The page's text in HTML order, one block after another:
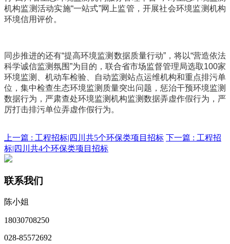
机构监测活动实施“一站式”网上监管，开展社会环境监测机构
环境信用评价。
同步推进的还有“提高环境监测数据质量行动”，将以“营造依法
科学诚信监测氛围”为目的，联合省市场监督管理局选取100家
环境监测、机动车检验、自动监测站点运维机构和重点排污单
位，集中检查生态环境监测质量突出问题，惩治干预环境监测
数据行为，严肃查处环境监测机构监测数据弄虚作假行为，严
厉打击排污单位弄虚作假行为。
上一篇 : 工程招标|四川共5个环保类项目招标 下一篇 : 工程招
标|四川共4个环保类项目招标
联系我们
陈小姐
18030708250
028-85572692